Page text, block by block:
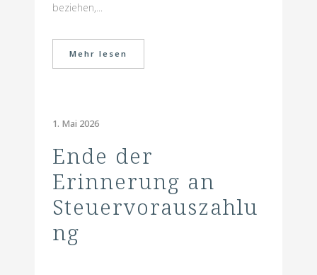
beziehen,...
Mehr lesen
1. Mai 2026
Ende der
Erinnerung an
Steuervorauszahlu
ng